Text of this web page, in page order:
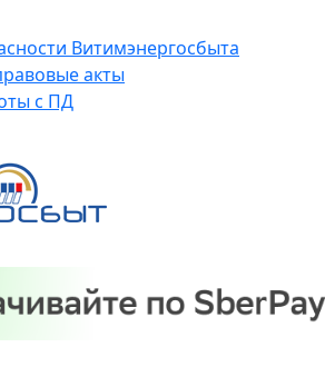
Витимэнергосбыта
акты
с ПД